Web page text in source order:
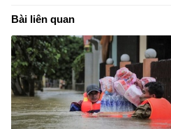
Bài liên quan